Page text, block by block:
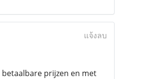
แจ้งลบ
betaalbare prijzen en met